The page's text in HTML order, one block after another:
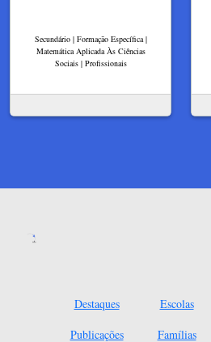
Secundário | Formação Específica |
Matemática Aplicada Às Ciências
Sociais | Profissionais
Destaques
Publicações
Escolas
Famílias